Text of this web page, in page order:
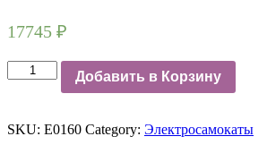
17745 ₽
Электросамокат
Jintech
Добавить в Корзину
SKU: E0160 Category: Электросамокаты